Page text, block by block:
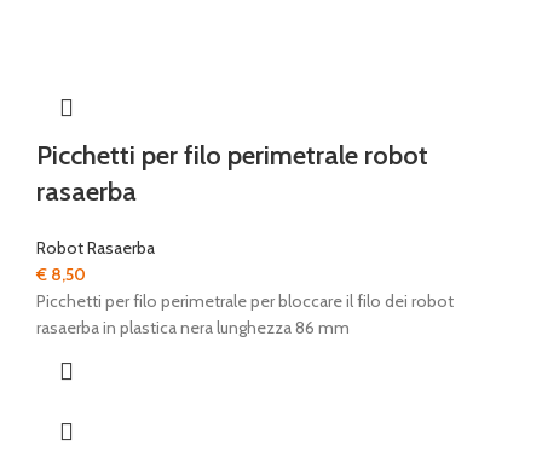
Picchetti per filo perimetrale robot
rasaerba
Robot Rasaerba
€ 8,50
Picchetti per filo perimetrale per bloccare il filo dei robot
rasaerba in plastica nera lunghezza 86 mm